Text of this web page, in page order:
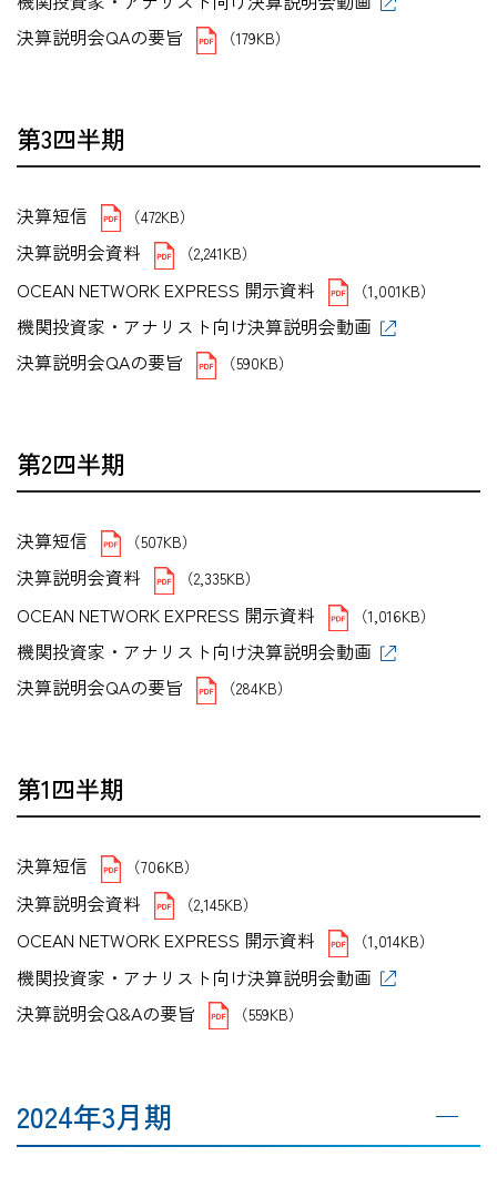
決算説明会QAの要旨
（179KB）
第3四半期
決算短信 （472KB）
決算説明会資料 （2,241KB）
OCEAN NETWORK EXPRESS 開示資料 （1,001KB）
機関投資家・アナリスト向け決算説明会動画
決算説明会QAの要旨
（590KB）
第2四半期
決算短信 （507KB）
決算説明会資料 （2,335KB）
OCEAN NETWORK EXPRESS 開示資料 （1,016KB）
機関投資家・アナリスト向け決算説明会動画
決算説明会QAの要旨
（284KB）
第1四半期
決算短信 （706KB）
決算説明会資料 （2,145KB）
OCEAN NETWORK EXPRESS 開示資料 （1,014KB）
機関投資家・アナリスト向け決算説明会動画
決算説明会Q&Aの要旨
（559KB）
2024年3月期